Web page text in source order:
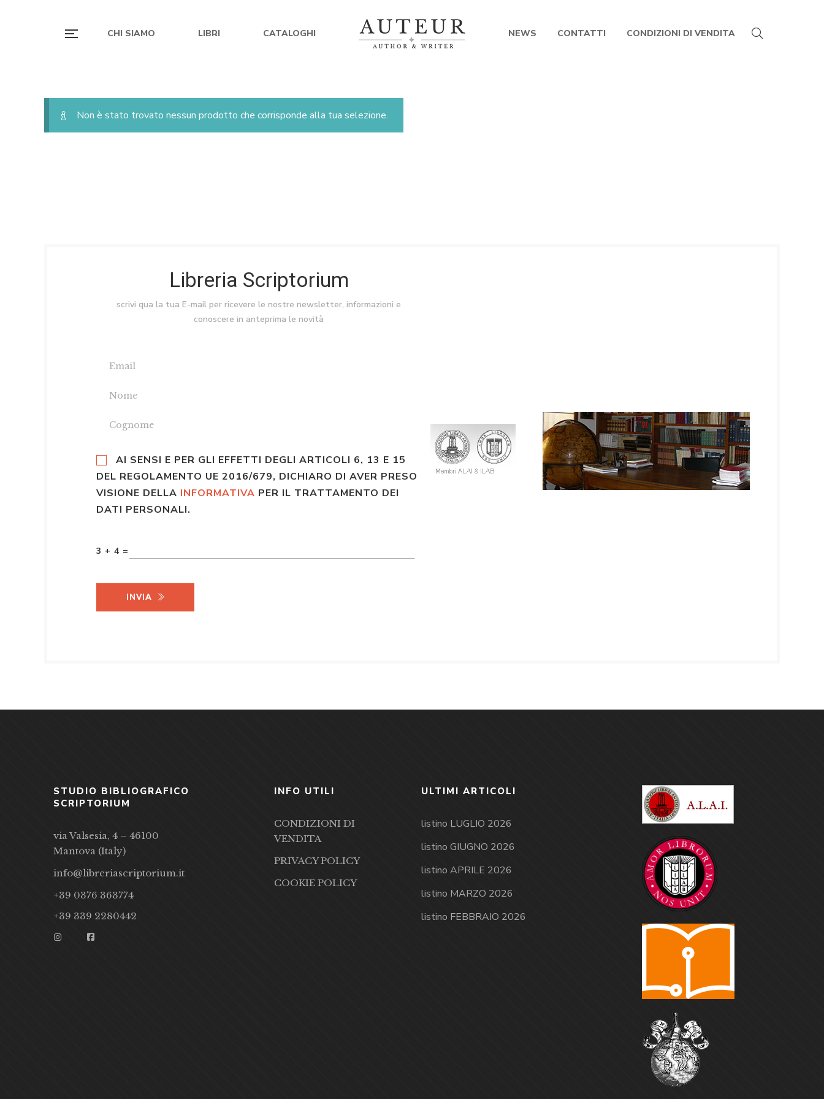
CHI SIAMO LIBRI CATALOGHI NEWS CONTATTI CONDIZIONI DI VENDITA
Non è stato trovato nessun prodotto che corrisponde alla tua selezione.
Libreria Scriptorium
scrivi qua la tua E-mail per ricevere le nostre newsletter, informazioni e
conoscere in anteprima le novità
AI SENSI E PER GLI EFFETTI DEGLI ARTICOLI 6, 13 E 15
DEL REGOLAMENTO UE 2016/679, DICHIARO DI AVER PRESO
VISIONE DELLA INFORMATIVA PER IL TRATTAMENTO DEI
DATI PERSONALI.
3 + 4 =
INVIA
STUDIO BIBLIOGRAFICO
SCRIPTORIUM
via Valsesia, 4 – 46100
Mantova (Italy)
info@libreriascriptorium.it
+39 0376 363774
+39 339 2280442
INFO UTILI
CONDIZIONI DI
VENDITA
PRIVACY POLICY
COOKIE POLICY
ULTIMI ARTICOLI
listino LUGLIO 2026
listino GIUGNO 2026
listino APRILE 2026
listino MARZO 2026
listino FEBBRAIO 2026